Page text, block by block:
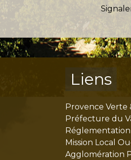
Liens
Provence Verte
Préfecture du
Réglementation
Mission Local
Agglomération